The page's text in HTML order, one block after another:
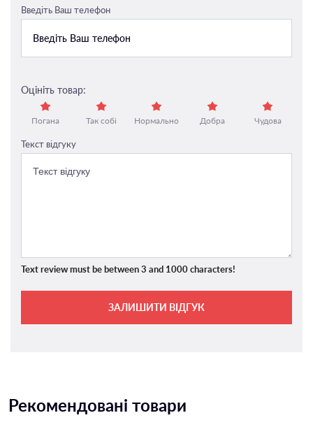
Введіть Ваш телефон
Оцініть товар:
Погана Так собі Нормально Добра Чудова
Текст відгуку
Text review must be between 3 and 1000 characters!
ЗАЛИШИТИ ВІДГУК
Рекомендовані товари